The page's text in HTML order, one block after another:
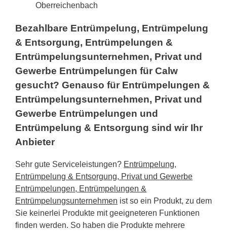
Oberreichenbach
Bezahlbare Entrümpelung, Entrümpelung
& Entsorgung, Entrümpelungen &
Entrümpelungsunternehmen, Privat und
Gewerbe Entrümpelungen für Calw
gesucht? Genauso für Entrümpelungen &
Entrümpelungsunternehmen, Privat und
Gewerbe Entrümpelungen und
Entrümpelung & Entsorgung sind wir Ihr
Anbieter
Sehr gute Serviceleistungen? Entrümpelung,
Entrümpelung & Entsorgung, Privat und Gewerbe
Entrümpelungen, Entrümpelungen &
Entrümpelungsunternehmen ist so ein Produkt, zu dem
Sie keinerlei Produkte mit geeigneteren Funktionen
finden werden. So haben die Produkte mehrere